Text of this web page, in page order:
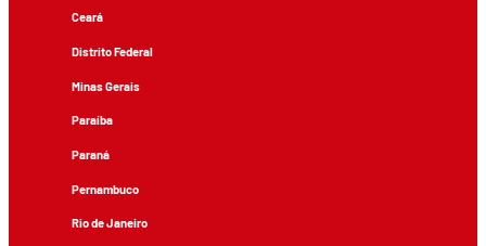
Ceará
Distrito Federal
Minas Gerais
Paraíba
Paraná
Pernambuco
Rio de Janeiro